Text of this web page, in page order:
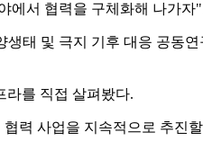
에서 협력을 구체화해 나가자
태 및 극지 기후 대응 공동
라를 직접 살펴봤다.
력 사업을 지속적으로 추진